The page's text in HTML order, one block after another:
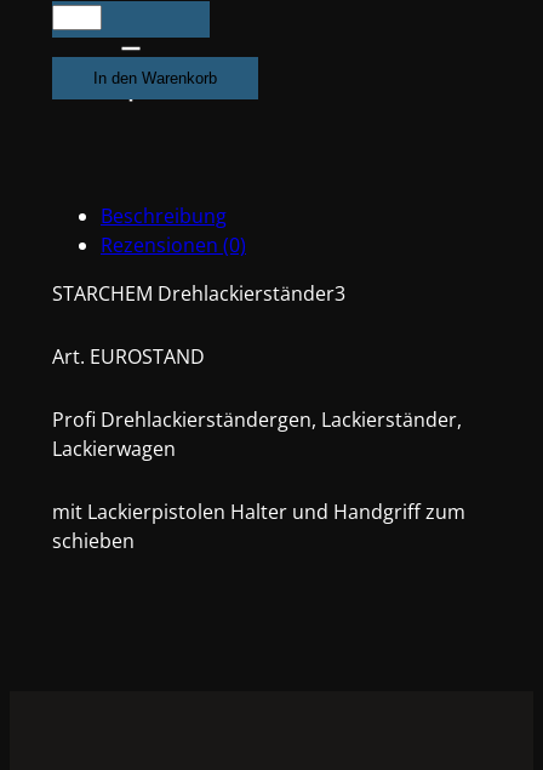
STARCHEM
Drehlackierständergen,
Lackierständer,
Lackierwagen
In den Warenkorb
Beschreibung
Rezensionen (0)
STARCHEM Drehlackierständer3
Art. EUROSTAND
Profi Drehlackierständergen, Lackierständer,
Lackierwagen
mit Lackierpistolen Halter und Handgriff zum
schieben